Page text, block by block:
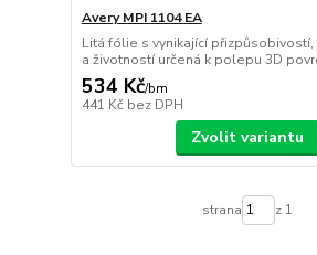
Avery MPI 1104 EA
Litá fólie s vynikající
a životností určená k polepu 3D
534 Kč/bm
441 Kč bez DPH
Zvolit variantu
strana z 1